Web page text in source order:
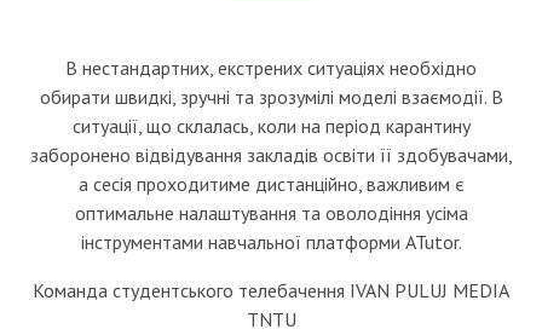
В нестандартних, екстрених ситуаціях необхідно
обирати швидкі, зручні та зрозумілі моделі взаємодії. В
ситуації, що склалась, коли на період карантину
заборонено відвідування закладів освіти її здобувачами,
а сесія проходитиме дистанційно, важливим є
оптимальне налаштування та оволодіння усіма
інструментами навчальної платформи ATutor.
Команда студентського телебачення IVAN PULUJ MEDIA
TNTU